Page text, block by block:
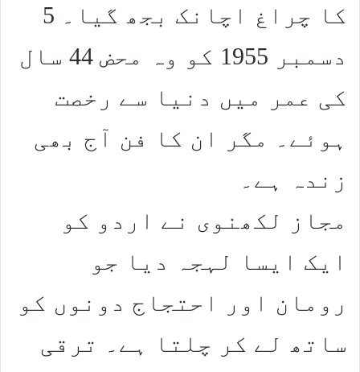
کا چراغ اچانک بجھ گیا۔ 5
دسمبر 1955 کو وہ محض 44 سال
کی عمر میں دنیا سے رخصت
ہوئے۔ مگر ان کا فن آج بھی
زندہ ہے۔
مجاز لکھنوی نے اردو کو
ایک ایسا لہجہ دیا جو
رومان اور احتجاج دونوں کو
ساتھ لے کر چلتا ہے۔ ترقی